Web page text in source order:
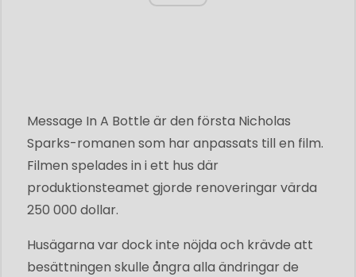
Message In A Bottle är den första Nicholas
Sparks-romanen som har anpassats till en film.
Filmen spelades in i ett hus där
produktionsteamet gjorde renoveringar värda
250 000 dollar.
Husägarna var dock inte nöjda och krävde att
besättningen skulle ångra alla ändringar de